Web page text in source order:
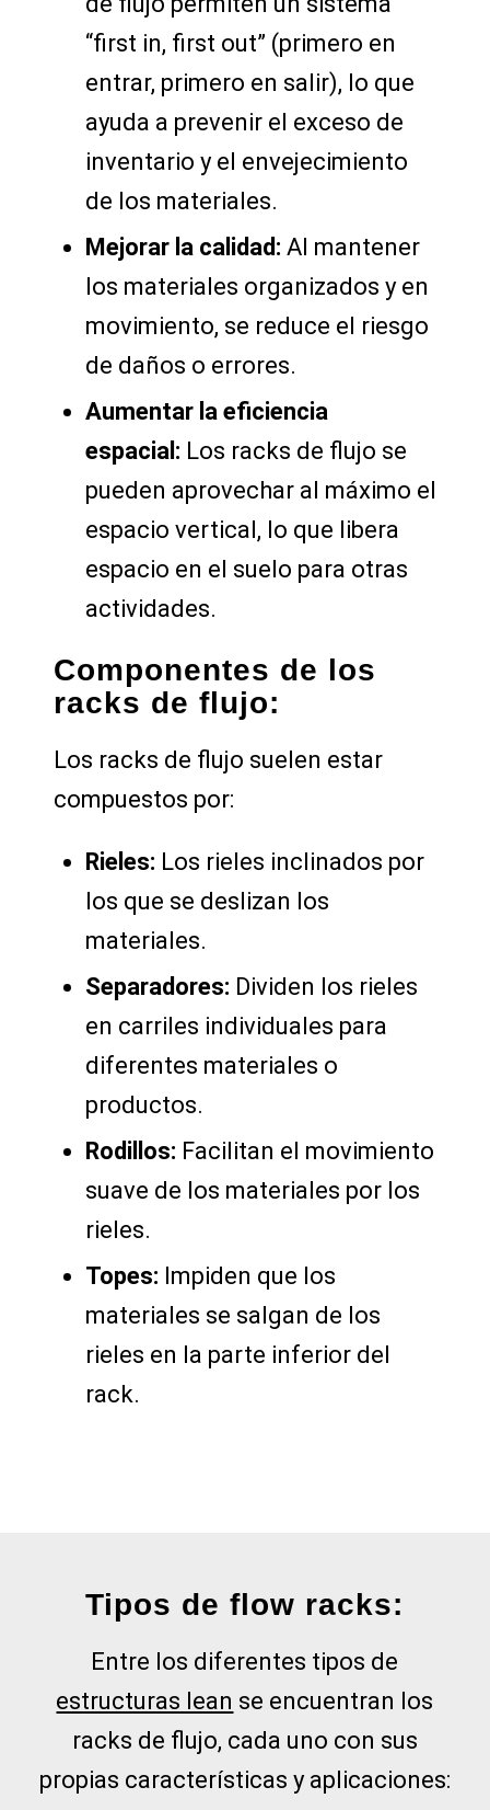
“first in, first out” (primero en
entrar, primero en salir), lo que
ayuda a prevenir el exceso de
inventario y el envejecimiento
de los materiales.
Mejorar la calidad: Al mantener
los materiales organizados y en
movimiento, se reduce el riesgo
de daños o errores.
Aumentar la eficiencia
espacial: Los racks de flujo se
pueden aprovechar al máximo el
espacio vertical, lo que libera
espacio en el suelo para otras
actividades.
Componentes de los
racks de flujo:
Los racks de flujo suelen estar
compuestos por:
Rieles: Los rieles inclinados por
los que se deslizan los
materiales.
Separadores: Dividen los rieles
en carriles individuales para
diferentes materiales o
productos.
Rodillos: Facilitan el movimiento
suave de los materiales por los
rieles.
Topes: Impiden que los
materiales se salgan de los
rieles en la parte inferior del
rack.
Tipos de flow racks:
Entre los diferentes tipos de
estructuras lean se encuentran los
racks de flujo, cada uno con sus
propias características y aplicaciones: